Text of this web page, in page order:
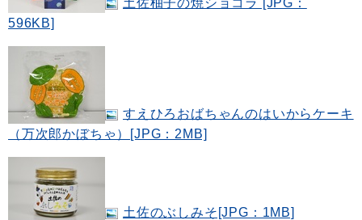
土佐柚子の焼ショコラ [JPG：
596KB]
すえひろおばちゃんのはいからケーキ
（万次郎かぼちゃ）[JPG：2MB]
土佐のぶしみそ[JPG：1MB]